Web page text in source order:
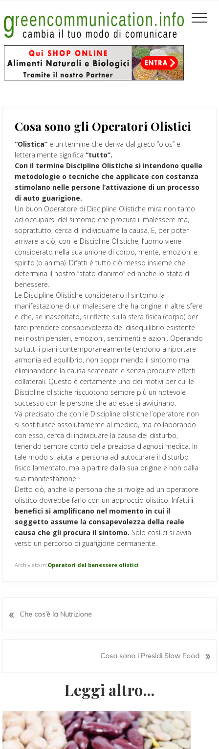
al
contenuto
principale
alla
barra
laterale
primaria
al
piè
di
pagina
Header
Left
Cosa sono gli Operatori Olistici
“Olistica” è un termine che deriva dal greco “olos” e
letteralmente significa “tutto”.
Con il termine Discipline Olistiche si intendono quelle
metodologie o tecniche che applicate con costanza
stimolano nelle persone l’attivazione di un processo
di auto guarigione.
Un buon Operatore di Discipline Olistiche mira non tanto
ad occuparsi del sintomo che procura il malessere ma,
soprattutto, cerca di individuarne la causa. E, per poter
arrivare a ciò, con le Discipline Olistiche, l’uomo viene
considerato nella sua unione di corpo, mente, emozioni e
spirito (o anima). Difatti è tutto ciò messo insieme che
determina il nostro “stato d’animo” ed anche lo stato di
benessere.
Le Discipline Olistiche considerano il sintomo la
manifestazione di un malessere che ha origine in altre sfere
e che, se inascoltato, si riflette sulla sfera fisica (corpo) per
farci prendere consapevolezza del disequilibrio esistente
nei nostri pensieri, emozioni, sentimenti e azioni. Operando
su tutti i piani contemporaneamente tendono a riportare
armonia ed equilibrio, non sopprimendo il sintomo ma
eliminandone la causa scatenate e senza produrre effetti
collaterali. Questo è certamente uno dei motivi per cui le
Discipline olistiche riscuotono sempre più un notevole
successo con le persone che ad esse si avvicinano.
Va precisato che con le Discipline olistiche l’operatore non
si sostituisce assolutamente al medico, ma collaborando
con esso, cerca di individuare la causa del disturbo,
tenendo sempre conto della preziosa diagnosi medica. In
tale modo si aiuta la persona ad autocurare il disturbo
fisico lamentato, ma a partire dalla sua origine e non dalla
sua manifestazione.
Detto ciò, anche la persona che si rivolge ad un operatore
olistico dovrebbe farlo con un approccio olistico. Infatti i
benefici si amplificano nel momento in cui il
soggetto assume la consapevolezza della reale
causa che gli procura il sintomo. Solo così ci si avvia
verso un percorso di guarigione permanente.
Archiviato in:Operatori del benessere olistici
o
e
n
t
e
« Che cos’è la Nutrizione
c
c
e
Cosa sono i Presidi Slow Food »
Leggi altro...